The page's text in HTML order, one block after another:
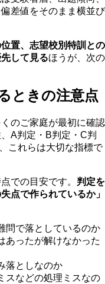
差値をそのまま横並び
置、志望校別特訓との
して見るほうが、次の
ときの注意点
のご家庭が最初に確認
A判定・B判定・C判
これらは大切な指標で
での目安です。 判定を
点で作られているか」
問で落としているのか
あったが解けなかった
落としなのか
スなどの処理ミスなの